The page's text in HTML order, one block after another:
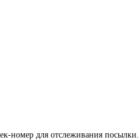
номер для отслеживания посылки.